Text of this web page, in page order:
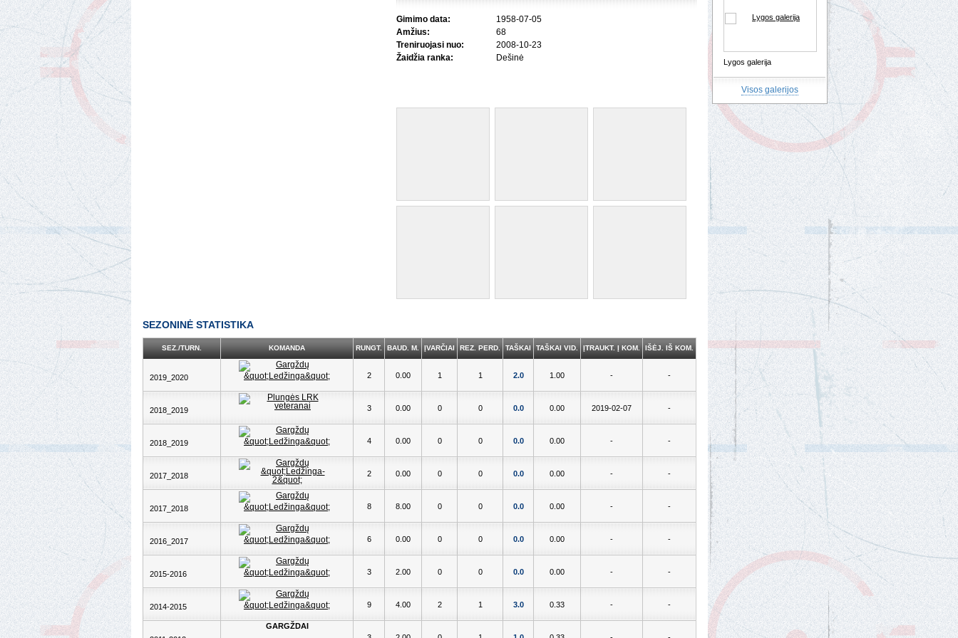
Gimimo data:
1958-07-05
Amžius:
68
Treniruojasi nuo:
2008-10-23
Žaidžia ranka:
Dešinė
SEZONINĖ STATISTIKA
SEZ./TURN. KOMANDA RUNGT. BAUD. M. ĮVARČIAI REZ. PERD. TAŠKAI TAŠKAI VID. ĮTRAUKT. Į KOM. IŠĖJ. IŠ KOM.
2019_2020 2 0.00 1 1 2.0 1.00 - -
2018_2019 3 0.00 0 0 0.0 0.00 2019-02-07 -
2018_2019 4 0.00 0 0 0.0 0.00 - -
2017_2018 2 0.00 0 0 0.0 0.00 - -
2017_2018 8 8.00 0 0 0.0 0.00 - -
2016_2017 6 0.00 0 0 0.0 0.00 - -
2015-2016 3 2.00 0 0 0.0 0.00 - -
2014-2015 9 4.00 2 1 3.0 0.33 - -
GARGŽDAI
Lygos galerija
Visos galerijos